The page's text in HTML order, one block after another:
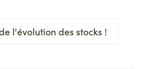
l'évolution des stocks !